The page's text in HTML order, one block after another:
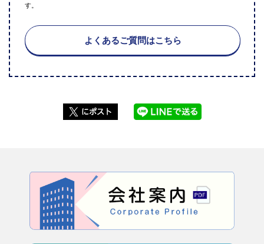
す。
よくあるご質問はこちら